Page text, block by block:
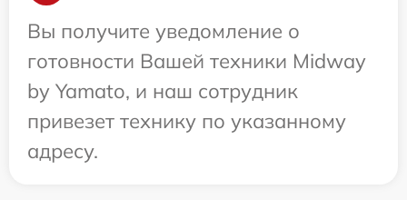
Вы получите уведомление о
готовности Вашей техники Midway
by Yamato, и наш сотрудник
привезет технику по указанному
адресу.